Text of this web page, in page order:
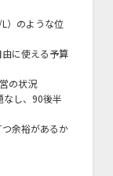
）のような位
に使える予算
の状況
なし、90後半
余裕があるか